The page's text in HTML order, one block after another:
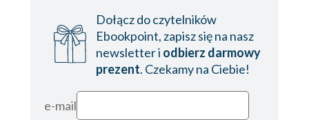
Dołącz do czytelników
Ebookpoint, zapisz się na nasz
newsletter i odbierz darmowy
prezent. Czekamy na Ciebie!
e-mail